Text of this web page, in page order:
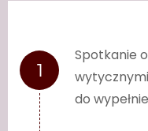
Spotkanie
do